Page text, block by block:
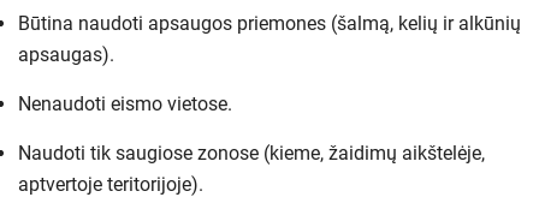
Būtina naudoti apsaugos priemones (šalmą, kelių ir alkūnių
apsaugas).
Nenaudoti eismo vietose.
Naudoti tik saugiose zonose (kieme, žaidimų aikštelėje,
aptvertoje teritorijoje).